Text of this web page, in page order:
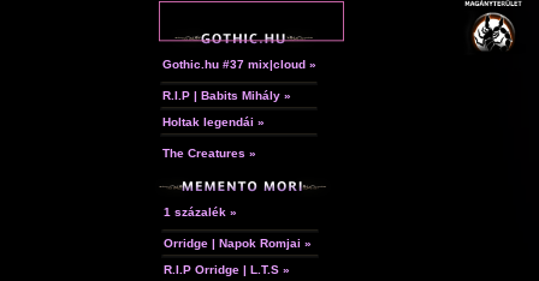
Gothic.hu #37 mix|cloud »
R.I.P | Babits Mihály »
Holtak legendái »
The Creatures »
1 százalék »
Orridge | Napok Romjai »
R.I.P Orridge | L.T.S »